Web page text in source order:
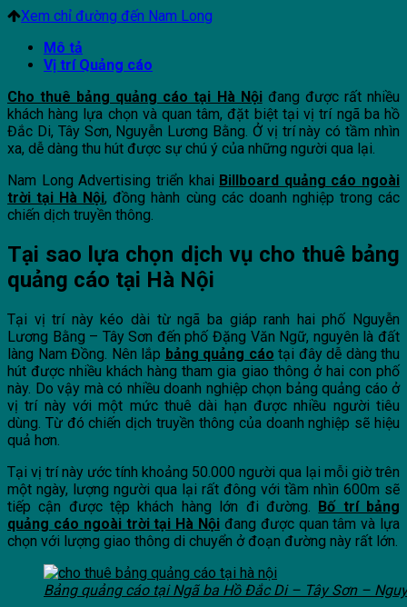
Xem chỉ đường đến Nam Long
Mô tả
Vị trí Quảng cáo
Cho thuê bảng quảng cáo tại Hà Nộiđang được rất nhiều
khách hàng lựa chọn và quan tâm, đặt biệt tại vị trí ngã ba hồ
Đắc Di, Tây Sơn, Nguyễn Lương Bằng. Ở vị trí này có tầm nhìn
xa, dễ dàng thu hút được sự chú ý của những người qua lại.
Nam Long Advertising triển khai Billboard quảng cáo ngoài
trời tại Hà Nội, đồng hành cùng các doanh nghiệp trong các
chiến dịch truyền thông.
Tại sao lựa chọn dịch vụ cho thuê bảng
quảng cáo tại Hà Nội
Tại vị trí này kéo dài từ ngã ba giáp ranh hai phố Nguyễn
Lương Bằng – Tây Sơn đến phố Đặng Văn Ngữ, nguyên là đất
làng Nam Đồng. Nên lắp bảng quảng cáo tại đây dễ dàng thu
hút được nhiều khách hàng tham gia giao thông ở hai con phố
này. Do vậy mà có nhiều doanh nghiệp chọn bảng quảng cáo ở
vị trí này với một mức thuê dài hạn được nhiều người tiêu
dùng. Từ đó chiến dịch truyền thông của doanh nghiệp sẽ hiệu
quả hơn.
Tại vị trí này ước tính khoảng 50.000 người qua lại mỗi giờ trên
một ngày, lượng người qua lại rất đông với tầm nhìn 600m sẽ
tiếp cận được tệp khách hàng lớn đi đường. Bố trí bảng
quảng cáo ngoài trời tại Hà Nội đang được quan tâm và lựa
chọn với lượng giao thông di chuyển ở đoạn đường này rất lớn.
Bảng quảng cáo tại Ngã ba Hồ Đắc Di – Tây Sơn –